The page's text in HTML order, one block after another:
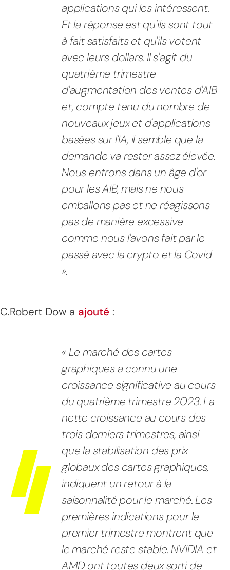
applications qui les intéressent.
Et la réponse est qu'ils sont tout
à fait satisfaits et qu'ils votent
avec leurs dollars. Il s'agit du
quatrième trimestre
d'augmentation des ventes d'AIB
et, compte tenu du nombre de
nouveaux jeux et d'applications
basées sur l'IA, il semble que la
demande va rester assez élevée.
Nous entrons dans un âge d'or
pour les AIB, mais ne nous
emballons pas et ne réagissons
pas de manière excessive
comme nous l'avons fait par le
passé avec la crypto et la Covid
».
C.Robert Dow a ajouté :
« Le marché des cartes
graphiques a connu une
croissance significative au cours
du quatrième trimestre 2023. La
nette croissance au cours des
trois derniers trimestres, ainsi
que la stabilisation des prix
globaux des cartes graphiques,
indiquent un retour à la
saisonnalité pour le marché. Les
premières indications pour le
premier trimestre montrent que
le marché reste stable. NVIDIA et
AMD ont toutes deux sorti de